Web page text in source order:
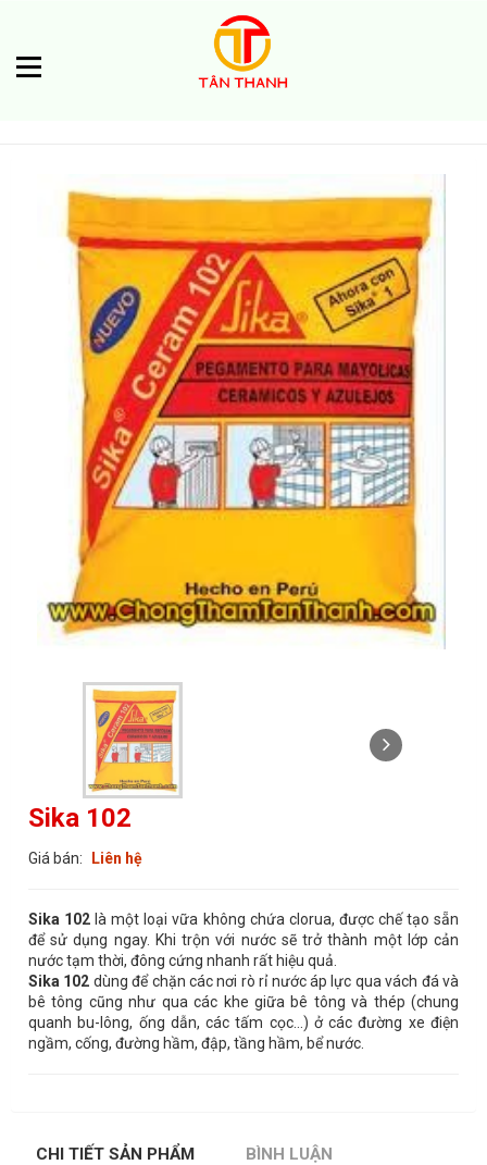
Sika 102
Giá bán: Liên hệ
Sika 102 là một loại vữa không chứa clorua, được chế tạo sẵn
để sử dụng ngay. Khi trộn với nước sẽ trở thành một lớp cản
nước tạm thời, đông cứng nhanh rất hiệu quả.
Sika 102 dùng để chặn các nơi rò rỉ nước áp lực qua vách đá và
bê tông cũng như qua các khe giữa bê tông và thép (chung
quanh bu-lông, ống dẫn, các tấm cọc…) ở các đường xe điện
ngầm, cống, đường hầm, đập, tầng hầm, bể nước.
CHI TIẾT SẢN PHẨM BÌNH LUẬN